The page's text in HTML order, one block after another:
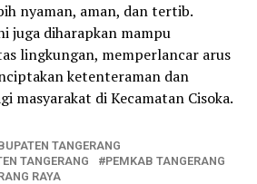
nyaman, aman, dan tertib.
juga diharapkan mampu
lingkungan, memperlancar arus
ketenteraman dan
masyarakat di Kecamatan Cisoka.
TANGERANG
TANGERANG
PEMKAB TANGERANG
RAYA